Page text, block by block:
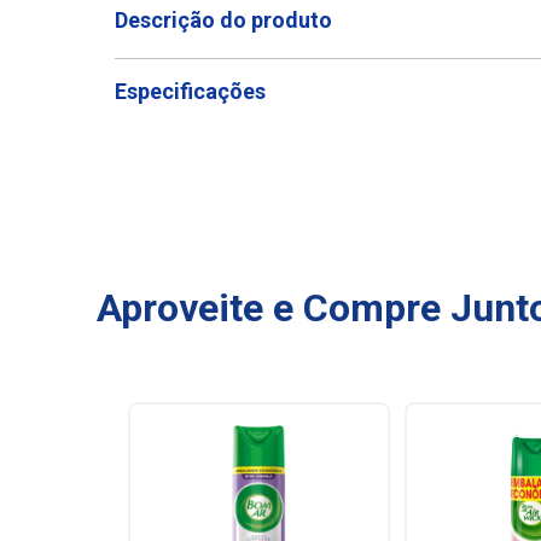
Descrição do produto
Especificações
Aproveite e Compre